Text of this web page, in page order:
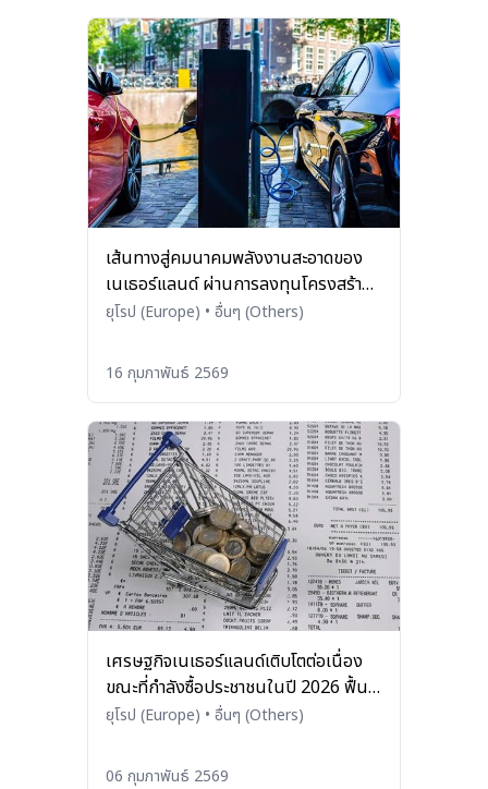
เส้นทางสู่คมนาคมพลังงานสะอาดของ
เนเธอร์แลนด์ ผ่านการลงทุนโครงสร้าง
พื้นฐาน EV
ยุโรป (Europe) • อื่นๆ (Others)
16 กุมภาพันธ์ 2569
เศรษฐกิจเนเธอร์แลนด์เติบโตต่อเนื่อง
ขณะที่กำลังซื้อประชาชนในปี 2026 ฟื้น
ตัวอย่างจำกัด
ยุโรป (Europe) • อื่นๆ (Others)
06 กุมภาพันธ์ 2569